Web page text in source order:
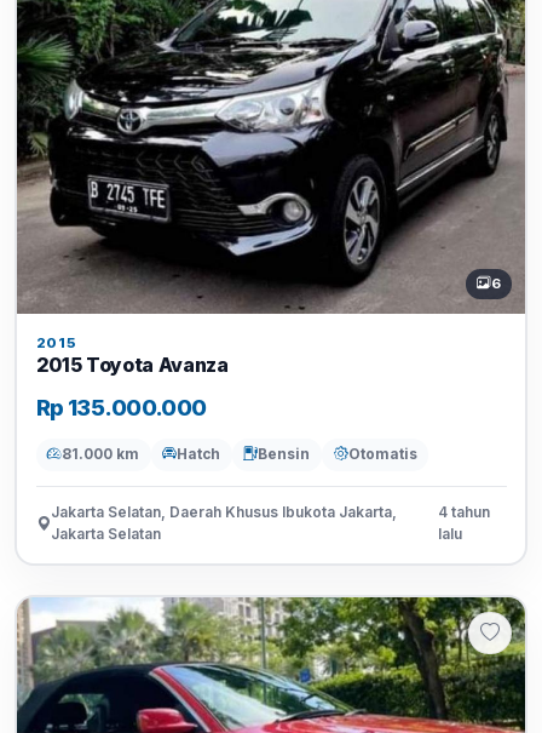
6
2015
2015 Toyota Avanza
Rp 135.000.000
81.000 km Hatch Bensin Otomatis
Jakarta Selatan, Daerah Khusus Ibukota Jakarta,
Jakarta Selatan
4 tahun
lalu